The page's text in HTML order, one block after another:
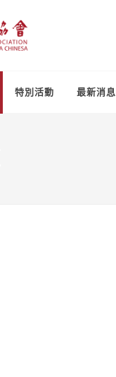
特別活動 最新消息